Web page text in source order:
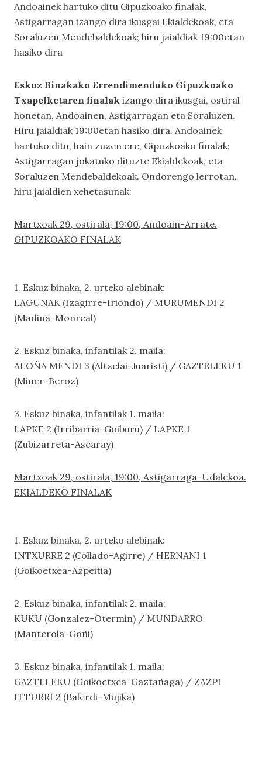
Andoainek hartuko ditu Gipuzkoako finalak,
Astigarragan izango dira ikusgai Ekialdekoak, eta
Soraluzen Mendebaldekoak; hiru jaialdiak 19:00etan
hasiko dira
Eskuz Binakako Errendimenduko Gipuzkoako
Txapelketaren finalak izango dira ikusgai, ostiral
honetan, Andoainen, Astigarragan eta Soraluzen.
Hiru jaialdiak 19:00etan hasiko dira. Andoainek
hartuko ditu, hain zuzen ere, Gipuzkoako finalak;
Astigarragan jokatuko dituzte Ekialdekoak, eta
Soraluzen Mendebaldekoak. Ondorengo lerrotan,
hiru jaialdien xehetasunak:
Martxoak 29, ostirala, 19:00, Andoain-Arrate.
GIPUZKOAKO FINALAK
1. Eskuz binaka, 2. urteko alebinak:
LAGUNAK (Izagirre-Iriondo) / MURUMENDI 2
(Madina-Monreal)
2. Eskuz binaka, infantilak 2. maila:
ALOÑA MENDI 3 (Altzelai-Juaristi) / GAZTELEKU 1
(Miner-Beroz)
3. Eskuz binaka, infantilak 1. maila:
LAPKE 2 (Irribarria-Goiburu) / LAPKE 1
(Zubizarreta-Ascaray)
Martxoak 29, ostirala, 19:00, Astigarraga-Udalekoa.
EKIALDEKO FINALAK
1. Eskuz binaka, 2. urteko alebinak:
INTXURRE 2 (Collado-Agirre) / HERNANI 1
(Goikoetxea-Azpeitia)
2. Eskuz binaka, infantilak 2. maila:
KUKU (Gonzalez-Otermin) / MUNDARRO
(Manterola-Goñi)
3. Eskuz binaka, infantilak 1. maila:
GAZTELEKU (Goikoetxea-Gaztañaga) / ZAZPI
ITTURRI 2 (Balerdi-Mujika)